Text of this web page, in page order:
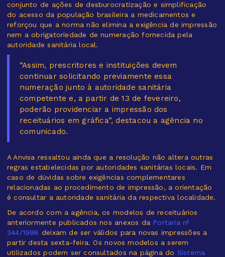
conjunto de ações de desburocratização e simplificação
do acesso da população brasileira a medicamentos e
reforçou que a norma não elimina a exigência de impressão
nem a obrigatoriedade de numeração fornecida pela
autoridade sanitária local.
“Assim, prescritores e instituições devem
continuar solicitando previamente essa
numeração junto à autoridade sanitária
competente e, a partir de 13 de fevereiro,
poderão providenciar a impressão dos
receituários em gráfica”, destacou a agência no
comunicado.
A Anvisa ressaltou ainda que a resolução não altera outras
regras estabelecidas por autoridades sanitárias locais. Em
caso de dúvidas sobre exigências complementares
relacionadas ao procedimento de impressão, a orientação
é consultar a autoridade sanitária da respectiva localidade.
De acordo com a agência, os modelos de receituários
anteriormente publicados nos anexos da Portaria nº
344/1998 deixam de ser válidos para novas impressões a
partir desta sexta-feira. Os novos modelos a serem
utilizados podem ser consultados na página do Sistema